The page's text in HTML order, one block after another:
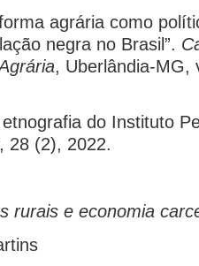
agrária como
negra no Brasil”.
, Uberlândia-MG,
do Instituto
, 28 (2), 2022.
rurais e economia